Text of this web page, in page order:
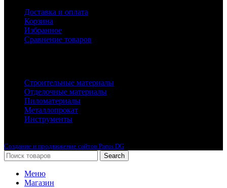
Доставка и оплата
Корзина
Избранное
Сравнение товаров
Строительные материалы
Отделочные материалы
Пиломатериалы
Металлопрокат
Инструменты
Создание и продвижение сайтов Parus DG
Search
Меню
Магазин